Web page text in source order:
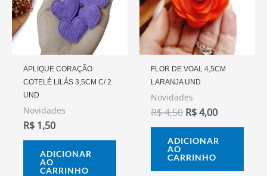
APLIQUE CORAÇÃO
COTELÊ LILÁS 3,5CM C/ 2
UND
Novidades
R$ 1,50
ADICIONAR
AO
CARRINHO
FLOR DE VOAL 4,5CM
LARANJA UND
Novidades
R$4,50 R$4,00
ADICIONAR
AO
CARRINHO